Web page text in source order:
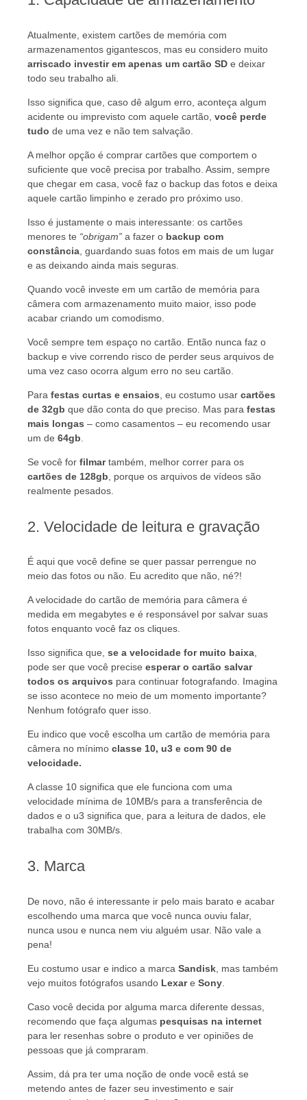
Atualmente, existem cartões de memória com
armazenamentos gigantescos , mas eu considero muito
arriscado investir em apenas um cartão SD e deixar
todo seu trabalho ali.
Isso significa que, caso dê algum erro, aconteça algum
acidente ou imprevisto com aquele cartão, você perde
tudo de uma vez e não tem salvação.
A melhor opção é comprar cartões que comportem o
suficiente que você precisa por trabalho . Assim, sempre
que chegar em casa, você faz o backup das fotos e deixa
aquele cartão limpinho e zerado pro próximo uso.
Isso é justamente o mais interessante: os cartões
menores te “obrigam” a fazer o backup com
constância , guardando suas fotos em mais de um lugar
e as deixando ainda mais seguras.
Quando você investe em um cartão de memória para
câmera com armazenamento muito maior, isso pode
acabar criando um comodismo.
Você sempre tem espaço no cartão. Então nunca faz o
backup e vive correndo risco de perder seus arquivos de
uma vez caso ocorra algum erro no seu cartão.
Para festas curtas e ensaios , eu costumo usar cartões
de 32gb que dão conta do que preciso. Mas para festas
mais longas – como casamentos – eu recomendo usar
um de 64gb
Se você for filmar também , melhor correr para os
cartões de 128gb , porque os arquivos de vídeos são
realmente pesados.
2. Velocidade de leitura e gravação
É aqui que você define se quer passar perrengue no
meio das fotos ou não. Eu acredito que não, né?!
A velocidade do cartão de memória para câmera é
medida em megabytes e é responsável por salvar suas
fotos enquanto você faz os cliques.
Isso significa que, se a velocidade for muito baixa,
pode ser que você precise esperar o cartão salvar
todos os arquivos para continuar fotografando. Imagina
se isso acontece no meio de um momento importante?
Nenhum fotógrafo quer isso.
Eu indico que você escolha um cartão de memória para
câmera no mínimo classe 10, u3 e com 90 de
velocidade.
A classe 10 significa que ele funciona com uma
velocidade mínima de 10MB/s para a transferência de
dados e o u3 significa que, para a leitura de dados, ele
trabalha com 30MB/s.
3. Marca
De novo, não é interessante ir pelo mais barato e acabar
escolhendo uma marca que você nunca ouviu falar,
nunca usou e nunca nem viu alguém usar. Não vale a
pena!
Eu costumo usar e indico a marca Sandisk , mas também
vejo muitos fotógrafos usando Lexare Sony
Caso você decida por alguma marca diferente dessas,
recomendo que faça algumas pesquisas na internet
para ler resenhas sobre o produto e ver opiniões de
pessoas que já compraram.
Assim, dá pra ter uma noção de onde você está se
metendo antes de fazer seu investimento e sair